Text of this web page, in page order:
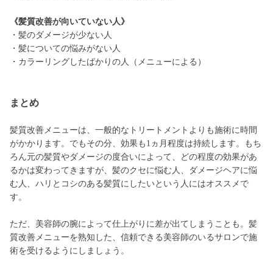
《髪質改善が向いていない人》
・髪のダメージが少ない人
・髪についての悩みがない人
・カラーリングしたばかりの人（メニューによる）
まとめ
髪質改善メニューは、一般的なトリートメントよりも施術に時間
がかかります。でもその分、効果も1ヵ月程度は持続します。もち
ろん元の髪質やダメージの度合いによって、どの程度の効果があ
るかは変わってきますが、髪のクセに悩む人、ダメージヘアに悩
む人、ハリとコシのある髪質にしたいという人にはオススメで
す。
ただ、美容師の腕によって仕上がりに差が出てしまうことも。髪
質改善メニューを熟知した、信頼できる美容師のいるサロンで施
術を受けるようにしましょう。